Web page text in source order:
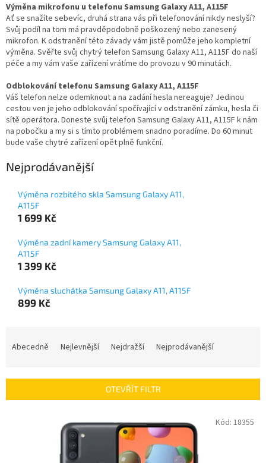
Výměna mikrofonu u telefonu Samsung Galaxy A11, A115F
Ať se snažíte sebevíc, druhá strana vás při telefonování nikdy neslyší?
Svůj podíl na tom má pravděpodobně poškozený nebo zanesený
mikrofon. K odstranění této závady vám jistě pomůže jeho kompletní
výměna. Svěřte svůj chytrý telefon Samsung Galaxy A11, A115F do naší
péče a my vám vaše zařízení vrátíme do provozu v 90 minutách.
Odblokování telefonu Samsung Galaxy A11, A115F
Váš telefon nelze odemknout a na zadání hesla nereaguje? Jedinou
cestou ven je jeho odblokování spočívající v odstranění zámku, hesla či
sítě operátora. Doneste svůj telefon Samsung Galaxy A11, A115F k nám
na pobočku a my si s tímto problémem snadno poradíme. Do 60 minut
bude vaše chytré zařízení opět plně funkční.
Nejprodávanější
Výměna rozbitého skla Samsung Galaxy A11,
A115F
1 699 Kč
Výměna zadní kamery Samsung Galaxy A11,
A115F
1 399 Kč
Výměna sluchátka Samsung Galaxy A11, A115F
899 Kč
í
Abecedně Nejlevnější Nejdražší Nejprodávanější
OTEVŘÍT FILTR
Kód: 18355